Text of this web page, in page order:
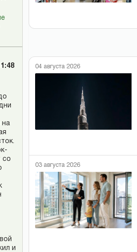
на
со
и
04 августа 2026
03 августа 2026